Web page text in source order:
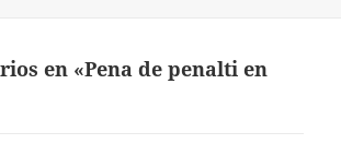
en «Pena de penalti en